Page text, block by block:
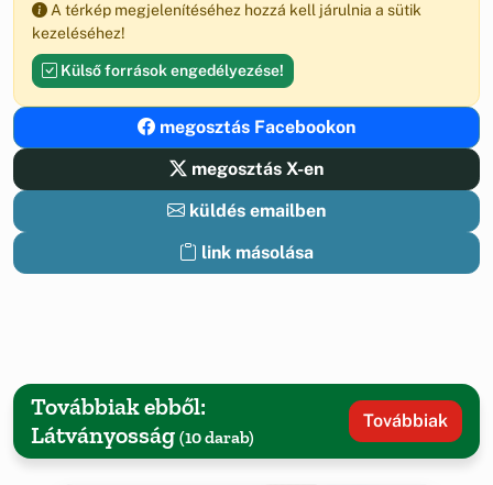
A térkép megjelenítéséhez hozzá kell járulnia a sütik
kezeléséhez!
Külső források engedélyezése!
megosztás Facebookon
megosztás X-en
küldés emailben
link másolása
Továbbiak ebből:
Látványosság (10 darab)
Továbbiak